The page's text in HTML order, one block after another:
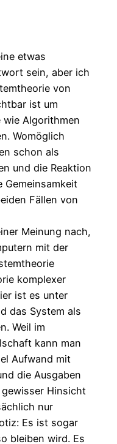
etwas
sein, aber ich
von
ist um
Algorithmen
Womöglich
schon als
und die Reaktion
Gemeinsamkeit
Fällen von
Meinung nach,
mit der
komplexer
ist es unter
das System als
Weil im
kann man
Aufwand mit
die Ausgaben
Hinsicht
nur
Es ist sogar
bleiben wird. Es